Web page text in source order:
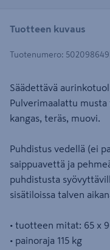
Tuotteen kuvaus
Tuotenumero: 502098649
Säädettävä
Pulverimaalattu
kangas, teräs, muovi.
Puhdistus vedellä (ei
saippuavettä ja
puhdistusta
sisätiloissa talven
• tuotteen mitat: 65 x
• painoraja 115 kg